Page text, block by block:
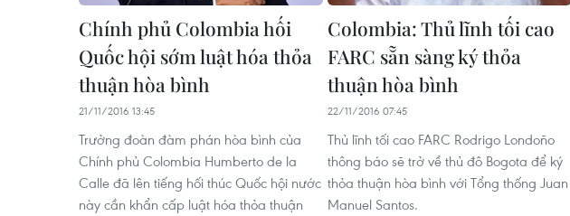
Chính phủ Colombia hối
Quốc hội sớm luật hóa thỏa
thuận hòa bình
21/11/2016 13:45
Trưởng đoàn đàm phán hòa bình của
Chính phủ Colombia Humberto de la
Calle đã lên tiếng hối thúc Quốc hội nước
này cần khẩn cấp luật hóa thỏa thuận
Colombia: Thủ lĩnh tối cao
FARC sẵn sàng ký thỏa
thuận hòa bình
22/11/2016 07:45
Thủ lĩnh tối cao FARC Rodrigo Londoño
thông báo sẽ trở về thủ đô Bogota để ký
thỏa thuận hòa bình với Tổng thống Juan
Manuel Santos.